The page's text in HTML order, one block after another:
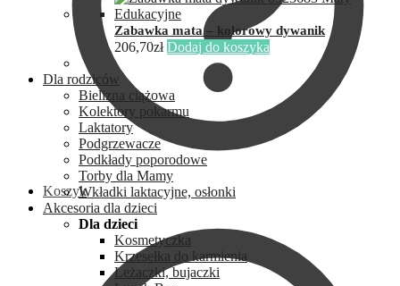
Koszyk
Zabawka mata – kolorowy dywanik
206,70zł Dodaj do koszyka
Dla rodziców
Bielizna ciążowa
Kolektory pokarmu
Laktatory
Podgrzewacze
Podkłady poporodowe
Torby dla Mamy
Wkładki laktacyjne, osłonki
Akcesoria dla dzieci
Dla dzieci
Kosmetyczka
Krzesełka do karmienia
Leżaczki, bujaczki